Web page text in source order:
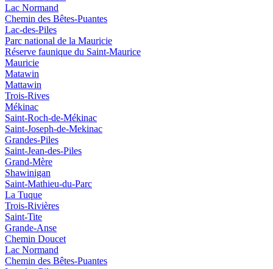
Lac Normand
Chemin des Bêtes-Puantes
Lac-des-Piles
Parc national de la Mauricie
Réserve faunique du Saint‑Maurice
Mauricie
Matawin
Mattawin
Trois-Rives
Mékinac
Saint-Roch-de-Mékinac
Saint-Joseph-de-Mekinac
Grandes-Piles
Saint-Jean-des-Piles
Grand-Mère
Shawinigan
Saint-Mathieu-du-Parc
La Tuque
Trois-Rivières
Saint-Tite
Grande-Anse
Chemin Doucet
Lac Normand
Chemin des Bêtes-Puantes